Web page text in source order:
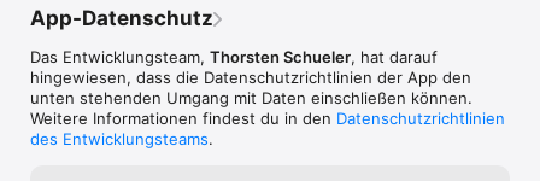
App-Datenschutz
Das Entwicklungsteam, Thorsten Schueler, hat darauf
hingewiesen, dass die Datenschutz­richtlinien der App den
unten stehenden Umgang mit Daten einschließen können.
Weitere Informationen findest du in den Datenschutzrichtlinien
des Entwicklungsteams.